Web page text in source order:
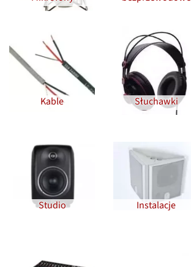
Kable Słuchawki
Studio Instalacje